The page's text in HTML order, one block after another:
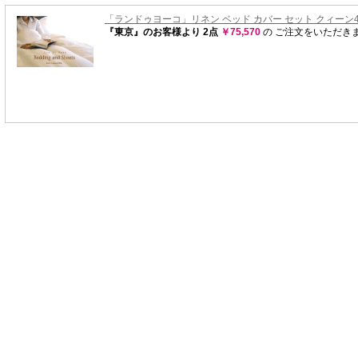
「ランドゥヨーコ」リネン ベッド カバー セット クィーン
『東京』のお客様より 2点 ￥75,570 の ご注文をいただき